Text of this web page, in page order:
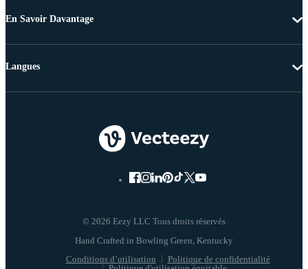
En Savoir Davantage
© 2026 Eezy LLC Tous droits réservés
Conditions d’utilisation
Politique de confidentialité
Langues